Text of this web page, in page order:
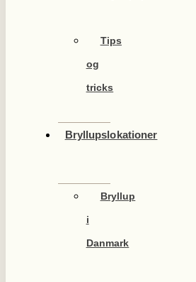
Tips
og
tricks
Bryllupslokationer
Bryllup
i
Danmark